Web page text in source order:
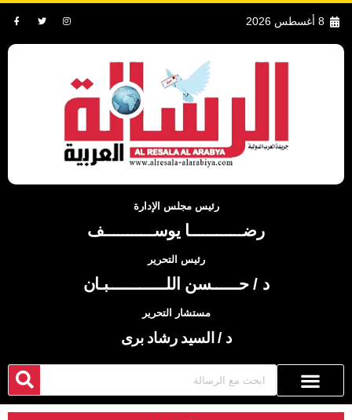
8 أغسطس 2026
رئيس مجلس الإدارة
رضــــــــــــا يوســـــــــــف
رئيس التحرير
د / حــــــسن اللـــــــــــــبـان
مستشار التحرير
د / السيد رشاد برى